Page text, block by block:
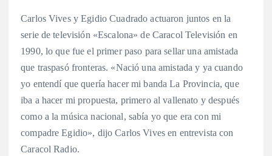
Carlos Vives y Egidio Cuadrado actuaron juntos en la
serie de televisión «Escalona» de Caracol Televisión en
1990, lo que fue el primer paso para sellar una amistada
que traspasó fronteras. «Nació una amistada y ya cuando
yo entendí que quería hacer mi banda La Provincia, que
iba a hacer mi propuesta, primero al vallenato y después
como a la música nacional, sabía yo que era con mi
compadre Egidio», dijo Carlos Vives en entrevista con
Caracol Radio.